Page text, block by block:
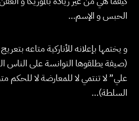
الحبس و الإسم…
و يختمها بإعلانه للأناركية متاعه
(صيفة يطلقوها التوانسة على الناس
علي” لا تنتمي لا للمعارضة لا للحكم
السلطة)…